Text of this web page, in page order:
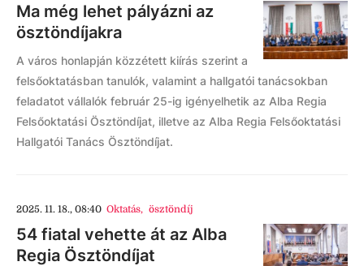
Ma még lehet pályázni az
ösztöndíjakra
A város honlapján közzétett kiírás szerint a
felsőoktatásban tanulók, valamint a hallgatói tanácsokban
feladatot vállalók február 25-ig igényelhetik az Alba Regia
Felsőoktatási Ösztöndíjat, illetve az Alba Regia Felsőoktatási
Hallgatói Tanács Ösztöndíjat.
2025. 11. 18., 08:40 Oktatás, ösztöndíj
54 fiatal vehette át az Alba
Regia Ösztöndíjat